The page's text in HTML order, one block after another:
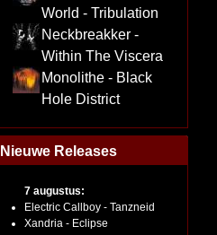
World - Tribulation
Neckbreakker -
Within The Viscera
Monolithe - Black
Hole District
Nieuwe Releases
7 augustus:
Electric Callboy - Tanzneid
Xandria - Eclipse